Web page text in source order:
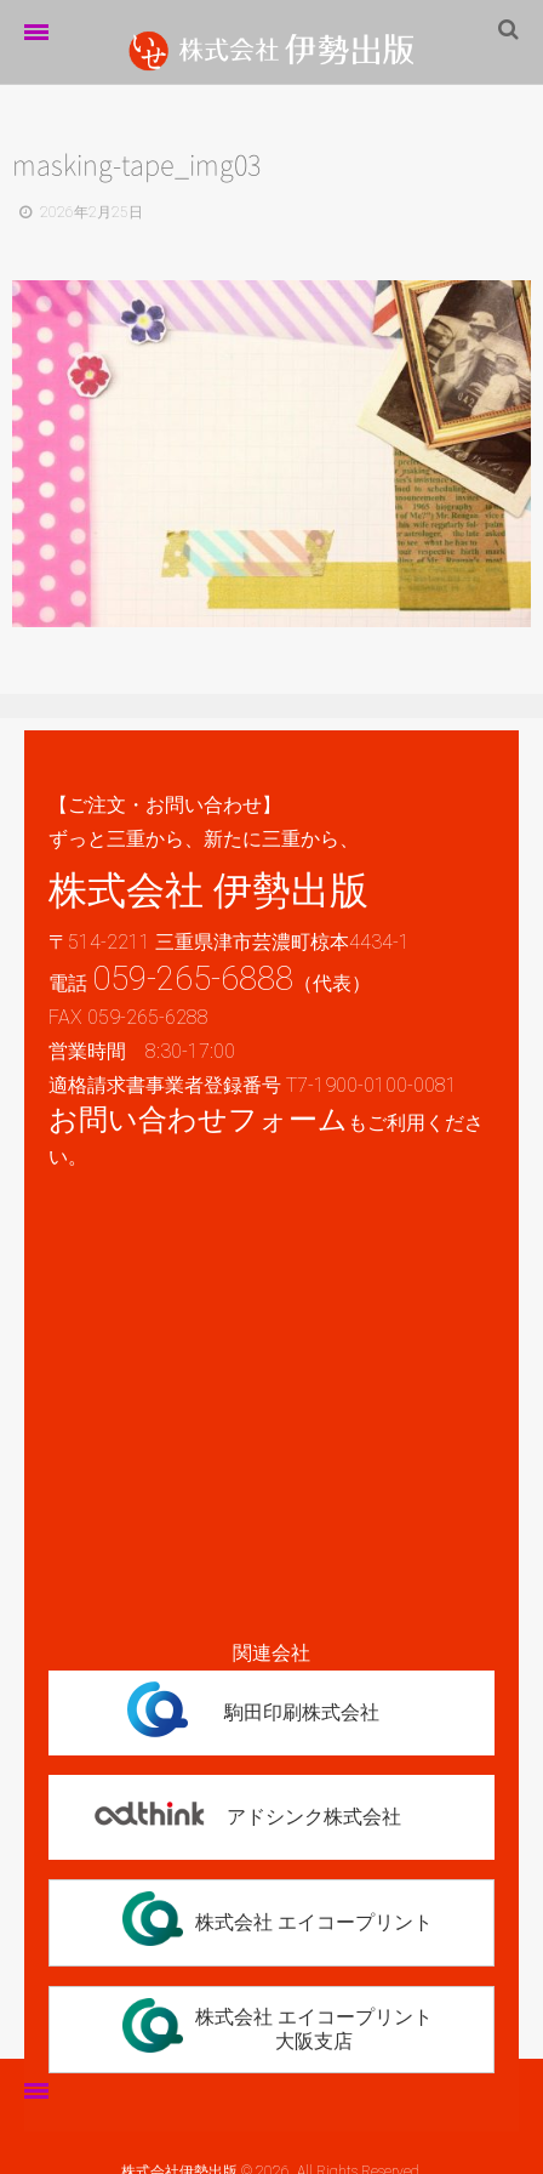
伊勢出版だより
営業案内
企業情報
採用情報
パートナーシップ
お問い合わせ
サイトマップ
masking-tape_img03
2026年2月25日
【ご注文・お問い合わせ】
ずっと三重から、新たに三重から、
株式会社 伊勢出版
〒514-2211 三重県津市芸濃町椋本4434-1
電話 059-265-6888 （代表）
FAX 059-265-6288
営業時間 8:30-17:00
適格請求書事業者登録番号 T7-1900-0100-0081
お問い合わせフォーム もご利用くださ
い。
関連会社
駒田印刷株式会社
アドシンク株式会社
株式会社 エイコープリント
株式会社 エイコープリント
大阪支店